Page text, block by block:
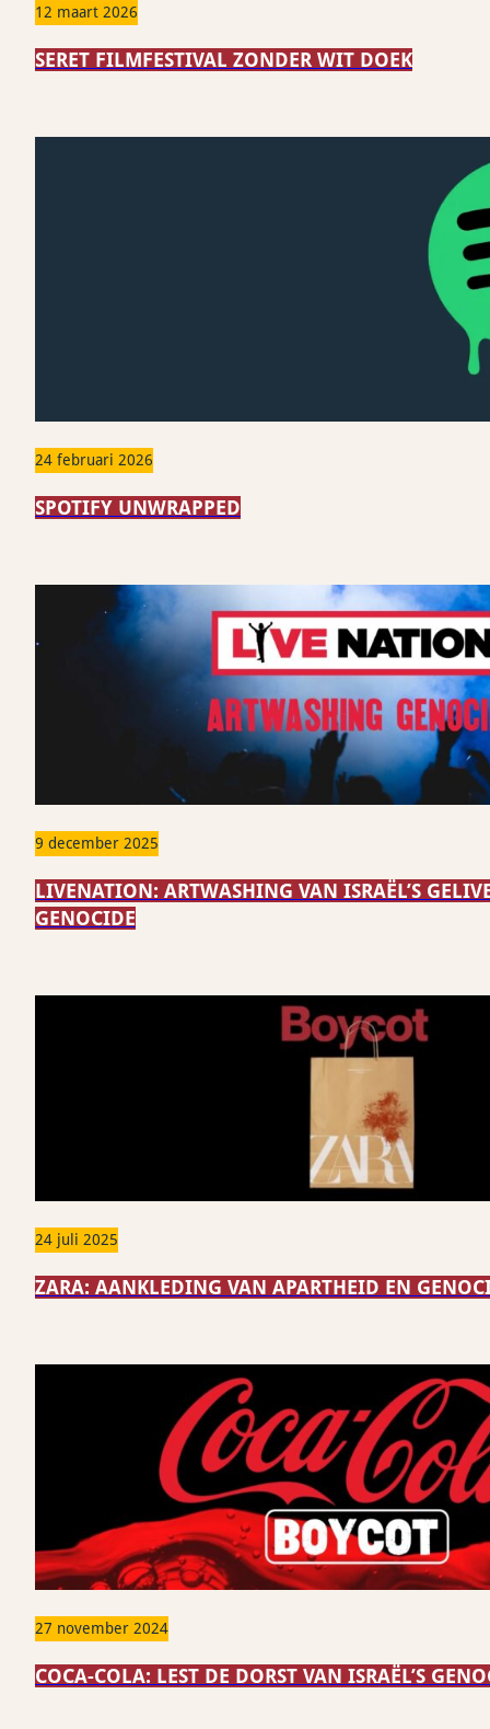
12 maart 2026
SERET FILMFESTIVAL ZONDER WIT DOEK
24 februari 2026
SPOTIFY UNWRAPPED
9 december 2025
LIVENATION: ARTWASHING VAN ISRAËL’S
GENOCIDE
24 juli 2025
ZARA: AANKLEDING VAN APARTHEID EN
27 november 2024
COCA-COLA: LEST DE DORST VAN ISRAËL’S